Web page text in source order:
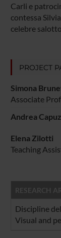
Carli e
contessa
celebre
PROJECT
Simona
Associate
Andrea
Elena Zilotti
Teaching
RESEARCH
Discipline
Visual and